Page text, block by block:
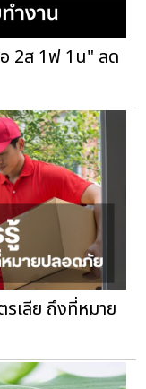
2ส 1ฟ 1น" ลด
เลีย ถึงที่หมาย